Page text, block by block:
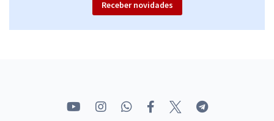
Receber novidades